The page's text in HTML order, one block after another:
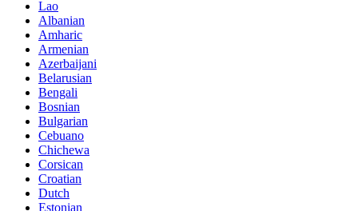
Lao
Albanian
Amharic
Armenian
Azerbaijani
Belarusian
Bengali
Bosnian
Bulgarian
Cebuano
Chichewa
Corsican
Croatian
Dutch
Estonian